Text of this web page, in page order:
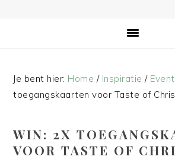
Je bent hier: Home / Inspiratie /
toegangskaarten voor Taste of
WIN: 2X
VOOR TASTE OF